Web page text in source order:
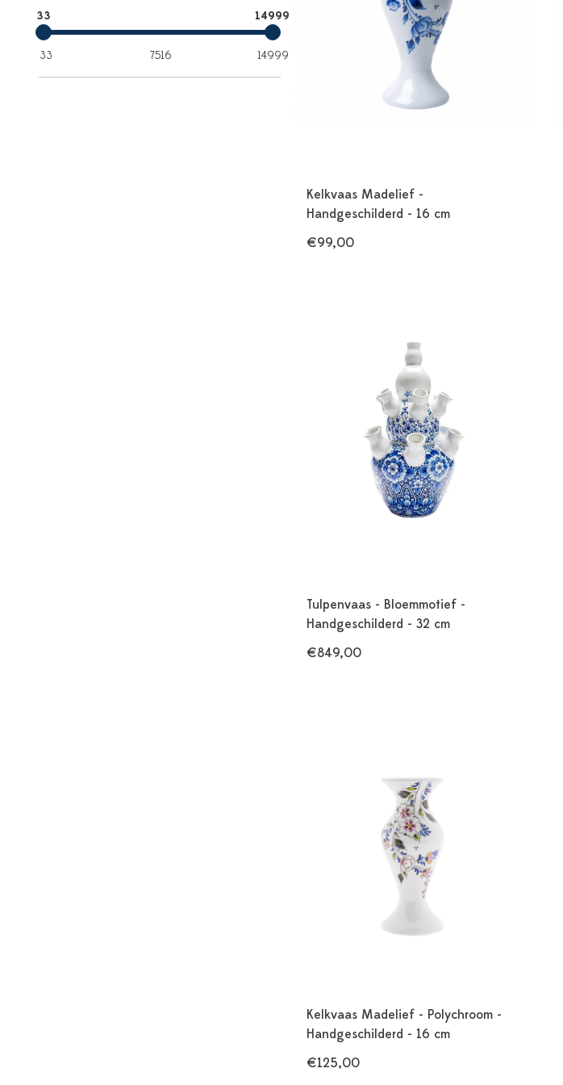
33 14999
33 7516 14999
Kelkvaas Madelief -
Handgeschilderd - 16 cm
€99,00
Tulpenvaas - Bloemmotief -
Handgeschilderd - 32 cm
€849,00
Kelkvaas Madelief - Polychroom -
Handgeschilderd - 16 cm
€125,00